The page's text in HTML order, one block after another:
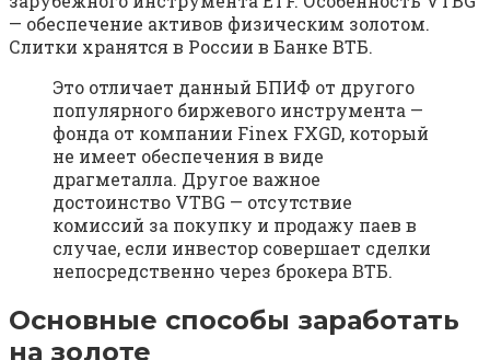
— обеспечение активов физическим золотом.
Слитки хранятся в России в Банке ВТБ.
Это отличает данный БПИФ от другого
популярного биржевого инструмента —
фонда от компании Finex FXGD, который
не имеет обеспечения в виде
драгметалла. Другое важное
достоинство VTBG — отсутствие
комиссий за покупку и продажу паев в
случае, если инвестор совершает сделки
непосредственно через брокера ВТБ.
Основные способы заработать
на золоте